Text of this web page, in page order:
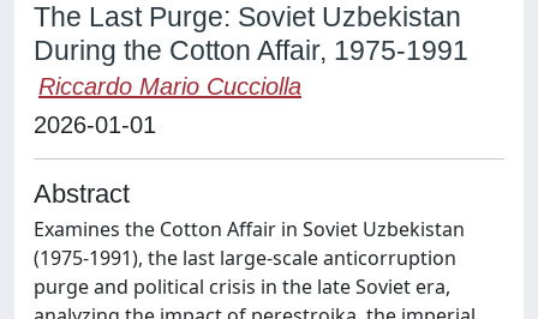
The Last Purge: Soviet Uzbekistan
During the Cotton Affair, 1975-1991
Riccardo Mario Cucciolla
2026-01-01
Abstract
Examines the Cotton Affair in Soviet Uzbekistan
(1975-1991), the last large-scale anticorruption
purge and political crisis in the late Soviet era,